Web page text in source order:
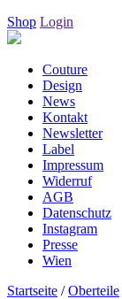
Shop Login
Couture
Design
News
Kontakt
Newsletter
Label
Impressum
Widerruf
AGB
Datenschutz
Instagram
Presse
Wien
Startseite /Oberteile